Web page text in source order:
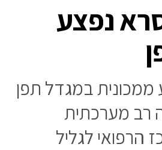
נפצע
ממכונית במגדל תפן
רב מערכתית
הרפואי לגליל